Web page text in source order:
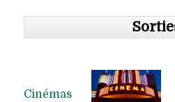
Cinémas